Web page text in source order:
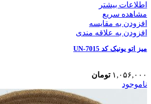
اطلاعات بیشتر
مشاهده سریع
افزودن به مقایسه
افزودن به علاقه مندی
میز اتو یونیک کد UN-7015
۱,۰۵۶,۰۰۰ تومان
ناموجود